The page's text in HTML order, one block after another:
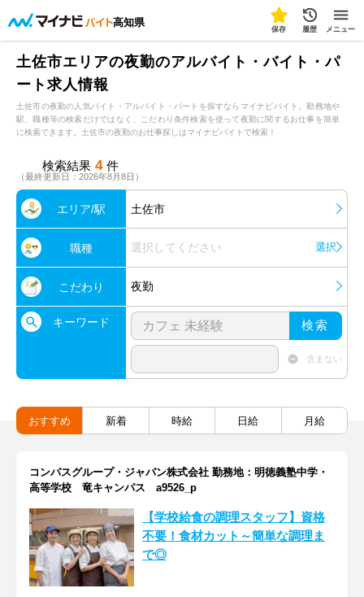
高知県
保存 履歴 メニュー
土佐市エリアの夜勤のアルバイト・バイト・パ
ート求人情報
土佐市の夜勤の人気バイト・アルバイト・パートを探すならマイナビバイト。勤務地や
駅、職種等の検索だけではなく、こだわり条件検索を使って夜勤に関するお仕事を簡単
に検索できます。土佐市の夜勤のお仕事探しはマイナビバイトで検索！
検索結果 4 件
（最終更新日：2026年8月8日）
エリア/駅 土佐市
職種 選択してください 選択
こだわり 夜勤
キーワード 検索
含まない
おすすめ 新着 時給 日給 月給
コンパスグループ・ジャパン株式会社 勤務地：明徳義塾中学・
高等学校 竜キャンパス a9526_p
【学校給食の調理スタッフ】資格
不要！食材カット～簡単な調理ま
で◎